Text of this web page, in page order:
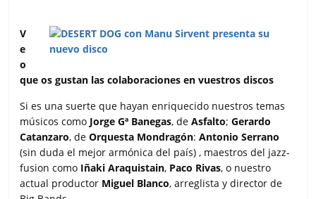
V
e
o
que os gustan las colaboraciones en vuestros discos
Si es una suerte que hayan enriquecido nuestros temas
músicos como Jorge Gª Banegas, deAsfalto;Gerardo
Catanzaro, deOrquesta Mondragón:Antonio Serrano
(sin duda el mejor armónica del país) , maestros del jazz-
fusion como Iñaki Araquistain, Paco Rivas, o nuestro
actual productor Miguel Blanco, arreglista y director de